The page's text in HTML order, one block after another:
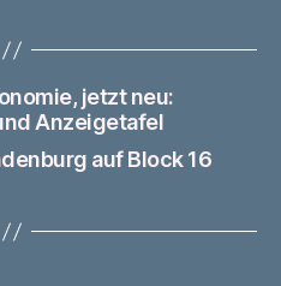
jetzt neu:
Anzeigetafel
auf Block 16